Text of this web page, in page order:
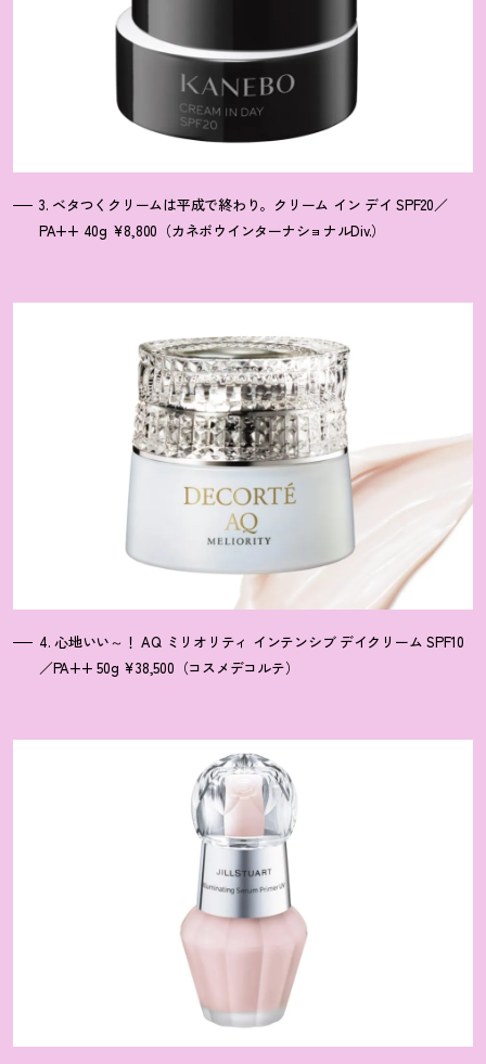
3. ベタつくクリームは平成で終わり。クリーム イン デイ SPF20／
PA++ 40g ¥8,800（カネボウインターナショナルDiv.）
4. 心地いい～ ！ AQ ミリオリティ インテンシブ デイクリーム SPF10
／PA++ 50g ¥38,500（コスメデコルテ）